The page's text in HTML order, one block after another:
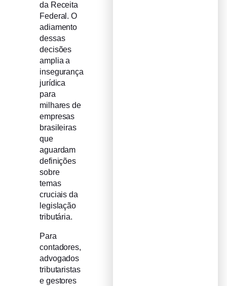
da Receita
Federal. O
adiamento
dessas
decisões
amplia a
insegurança
jurídica
para
milhares de
empresas
brasileiras
que
aguardam
definições
sobre
temas
cruciais da
legislação
tributária.
Para
contadores,
advogados
tributaristas
e gestores